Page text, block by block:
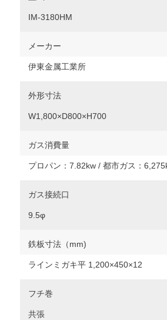
IM-3180HM
メーカー
伊東金属工業所
外形寸法
W1,800×D800×H700
ガス消費量
プロパン：7.82kw / 都市ガス：
ガス接続口
9.5φ
鉄板寸法（mm)
ラインミガキ平 1,200×450×12
フチ巻
共張